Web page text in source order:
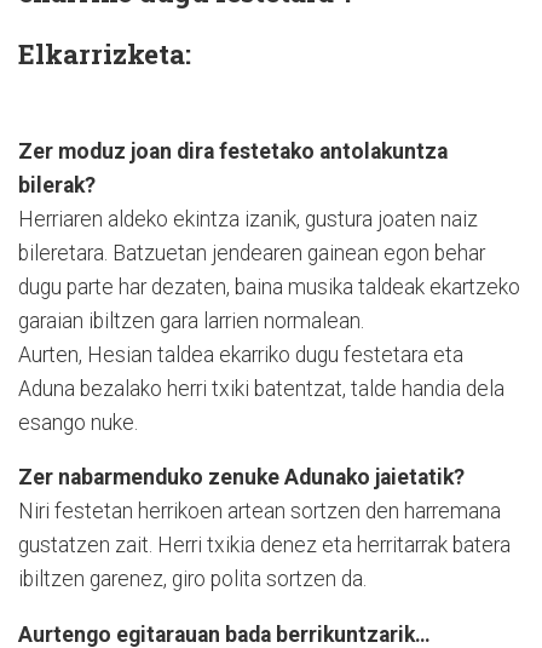
Elkarrizketa:
Zer moduz joan dira festetako antolakuntza
bilerak?
Herriaren aldeko ekintza izanik, gustura joaten naiz
bileretara. Batzuetan jendearen gainean egon behar
dugu parte har dezaten, baina musika taldeak ekartzeko
garaian ibiltzen gara larrien normalean.
Aurten, Hesian taldea ekarriko dugu festetara eta
Aduna bezalako herri txiki batentzat, talde handia dela
esango nuke.
Zer nabarmenduko zenuke Adunako jaietatik?
Niri festetan herrikoen artean sortzen den harremana
gustatzen zait. Herri txikia denez eta herritarrak batera
ibiltzen garenez, giro polita sortzen da.
Aurtengo egitarauan bada berrikuntzarik…